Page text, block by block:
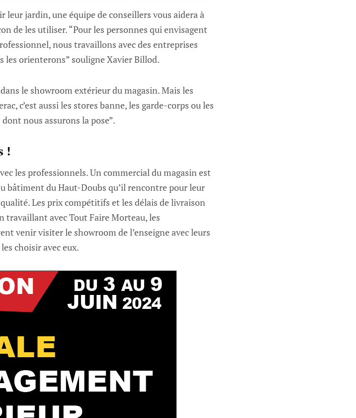
jardin, une équipe de conseillers vous aidera à
de les utiliser. “Pour les personnes qui envisagent
nous travaillons avec des entreprises
les orienterons” souligne Xavier Billod.
le showroom extérieur du magasin. Mais les
c’est aussi les stores banne, les garde-corps ou les
nous assurons la pose”.
!
les professionnels. Un commercial du magasin est
bâtiment du Haut-Doubs qu’il rencontre pour leur
Les prix compétitifs et les délais de livraison
travaillant avec Tout Faire Morteau, les
venir visiter le showroom de l’enseigne avec leurs
choisir avec eux.